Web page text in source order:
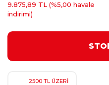
9.875,89 TL (%5,00 havale
indirimi)
2500 TL ÜZERİ